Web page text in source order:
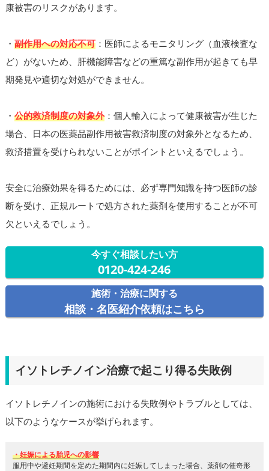
康被害のリスクがあります。
・ 副作用への対応不可：医師によるモニタリング（血液検査な
ど）がないため、肝機能障害などの重篤な副作用が起きても早
期発見や適切な対処ができません。
・ 公的救済制度の対象外：個人輸入によって健康被害が生じた
場合、日本の医薬品副作用被害救済制度の対象外となるため、
救済措置を受けられないことがポイントといえるでしょう。
安全に治療効果を得るためには、必ず専門知識を持つ医師の診
断を受け、正規ルートで処方された薬剤を使用することが不可
欠といえるでしょう。
今すぐ相談したい方
0120-424-246
施術・治療に関する
相談・名医紹介依頼はこちら
イソトレチノイン治療で起こり得る失敗例
イソトレチノインの施術における失敗例やトラブルとしては、
以下のようなケースが挙げられます。
・妊娠による胎児への影響
服用中や避妊期間を定めた期間内に妊娠してしまった場合、薬剤の催奇形